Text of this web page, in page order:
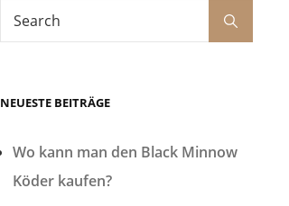
Search
NEUESTE BEITRÄGE
Wo kann man den Black Minnow
Köder kaufen?